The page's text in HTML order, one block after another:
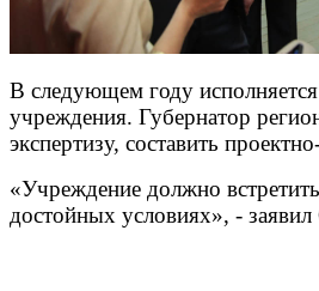
В следующем году
учреждения. Губернатор
экспертизу, составить
«Учреждение должно
достойных условиях», -